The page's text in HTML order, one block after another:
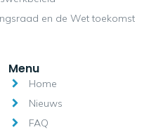
en de Wet toekomst
Menu
Home
Nieuws
FAQ